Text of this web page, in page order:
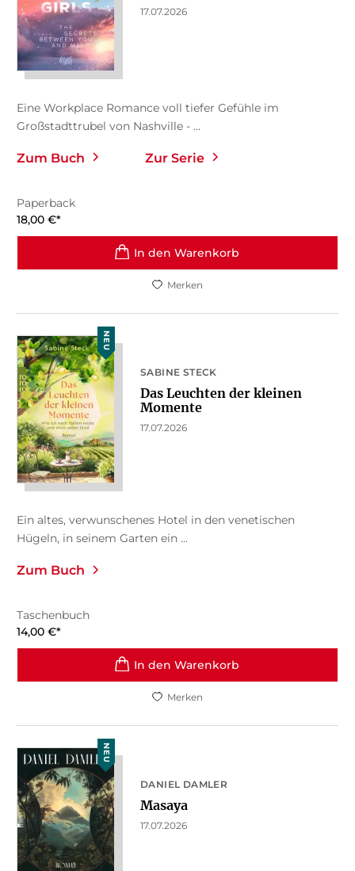
17.07.2026
Eine Workplace Romance voll tiefer Gefühle im
Großstadttrubel von Nashville - ...
Zum Buch Zur Serie
Paperback
18,00 €*
In den Warenkorb
Merken
NEU
SABINE STECK
Das Leuchten der kleinen
Momente
17.07.2026
Ein altes, verwunschenes Hotel in den venetischen
Hügeln, in seinem Garten ein ...
Zum Buch
Taschenbuch
14,00 €*
In den Warenkorb
Merken
NEU
DANIEL DAMLER
Masaya
17.07.2026